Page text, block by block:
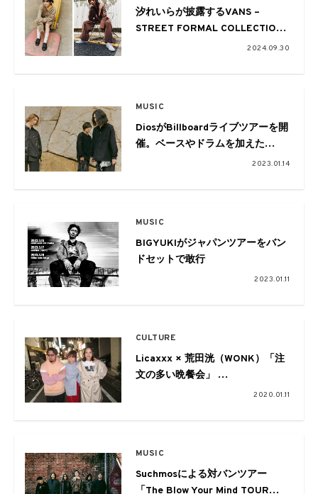
汐れいらが披露するVANS –
STREET FORMAL COLLECTION
2024.09.30
MUSIC
DiosがBillboardライブツアーを開
催。ベースやドラムを加えた
2023.01.14
MUSIC
BIGYUKIがジャパンツアーをバン
ドセットで敢行
2023.01.11
CULTURE
Licaxxx × 荒田洸（WONK）「注
文の多い晩餐会」
2020.01.11
MUSIC
Suchmosによる対バンツアー
「The Blow Your Mind TOUR